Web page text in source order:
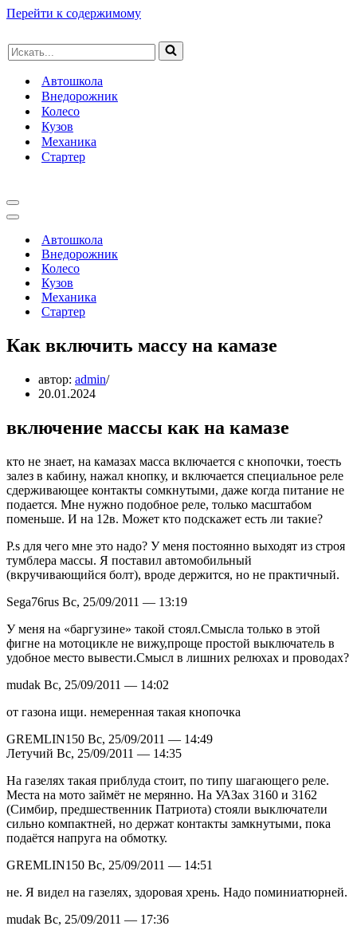
Перейти к содержимому
Искать...
Автошкола
Внедорожник
Колесо
Кузов
Механика
Стартер
Меню
навигации
Меню
навигацииАвтошкола
Внедорожник
Колесо
Кузов
Механика
Стартер
Как включить массу на камазе
автор: admin
20.01.2024
включение массы как на камазе
кто не знает, на камазах масса включается с кнопочки, тоесть
залез в кабину, нажал кнопку, и включается специальное реле
сдерживающее контакты сомкнутыми, даже когда питание не
подается. Мне нужно подобное реле, только масштабом
поменьше. И на 12в. Может кто подскажет есть ли такие?
P.s для чего мне это надо? У меня постоянно выходят из строя
тумблера массы. Я поставил автомобильный
(вкручивающийся болт), вроде держится, но не практичный.
Sega76rus Вс, 25/09/2011 — 13:19
У меня на «баргузине» такой стоял.Смысла только в этой
фигне на мотоцикле не вижу,проще простой выключатель в
удобное место вывести.Смысл в лишних релюхах и проводах?
mudak Вс, 25/09/2011 — 14:02
от газона ищи. немеренная такая кнопочка
GREMLIN150 Вс, 25/09/2011 — 14:49
Летучий Вс, 25/09/2011 — 14:35
На газелях такая приблуда стоит, по типу шагающего реле.
Места на мото займёт не мерянно. На УАЗах 3160 и 3162
(Симбир, предшественник Патриота) стояли выключатели
сильно компактней, но держат контакты замкнутыми, пока
подаётся напруга на обмотку.
GREMLIN150 Вс, 25/09/2011 — 14:51
не. Я видел на газелях, здоровая хрень. Надо поминиатюрней.
mudak Вс, 25/09/2011 — 17:36